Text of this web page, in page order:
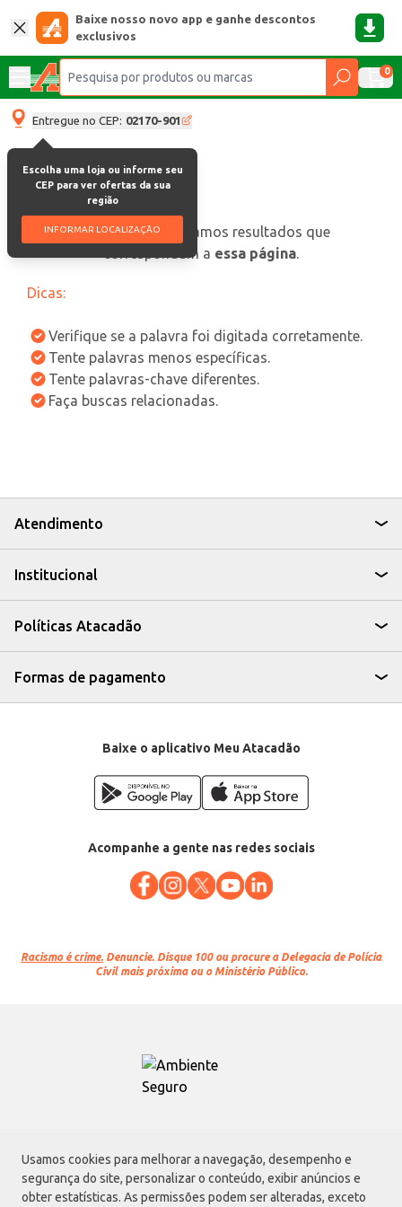
Usamos cookies para melhorar a navegação, desempenho e
segurança do site, personalizar o conteúdo, exibir anúncios e
obter estatísticas. As permissões podem ser alteradas, exceto
Baixe nosso novo app e ganhe descontos
exclusivos
0
Entregue no CEP: 02170-901
Escolha uma loja ou informe seu
CEP para ver ofertas da sua
região
INFORMAR LOCALIZAÇÃO
oops, não encontramos resultados que
correspondam a essa página.
Dicas:
Verifique se a palavra foi digitada corretamente.
Tente palavras menos específicas.
Tente palavras-chave diferentes.
Faça buscas relacionadas.
Atendimento
Institucional
Políticas Atacadão
Formas de pagamento
Baixe o aplicativo Meu Atacadão
Acompanhe a gente nas redes sociais
Racismo é crime. Denuncie. Disque 100 ou procure a Delegacia de Polícia
Civil mais próxima ou o Ministério Público.
Atacadão S.A.
Avenida Morvan Dias de Figueiredo, 6169, Vila Maria, São Paulo - SP | CEP
02170-901 | CNPJ: 75.315.333/0001-09